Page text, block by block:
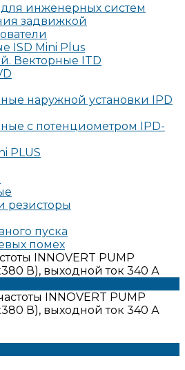
инженерных систем
задвижкой
ISD Mini Plus
Векторные ITD
наружной установки IPD
с потенциометром IPD-
PLUS
резисторы
пуска
помех
INNOVERT PUMP
В), выходной ток 340 А